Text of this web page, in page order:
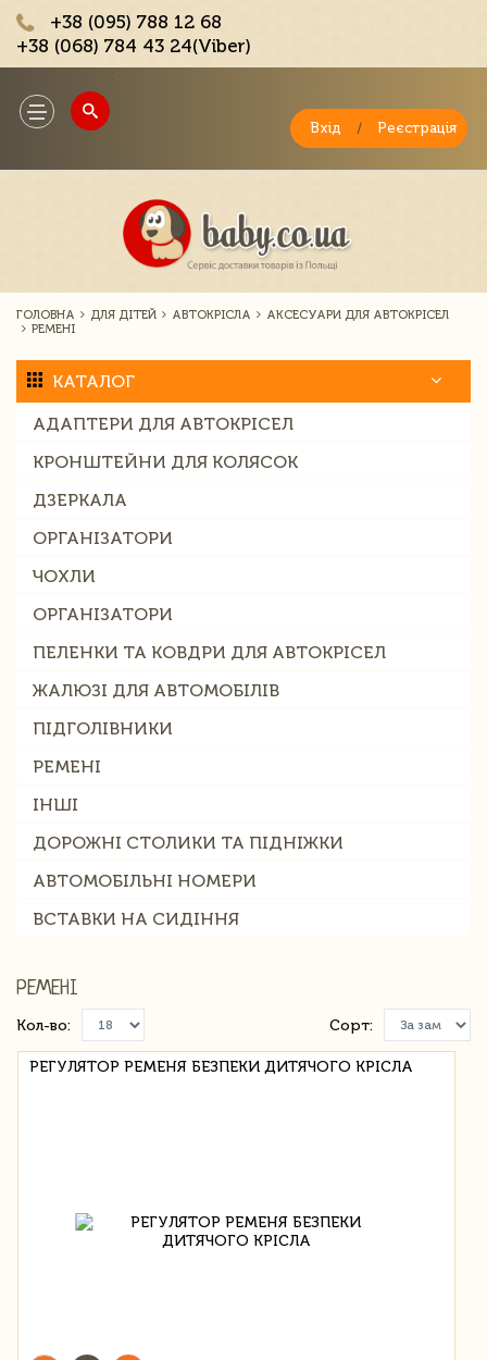
+38 (095) 788 12 68
+38 (068) 784 43 24(Viber)
Toggle
navigation
Вхід / Реєстрація
ГОЛОВНА ДЛЯ ДІТЕЙ АВТОКРІСЛА
АКСЕСУАРИ ДЛЯ АВТОКРІСЕЛ
РЕМЕНІ
КАТАЛОГ
АДАПТЕРИ ДЛЯ АВТОКРІСЕЛ
КРОНШТЕЙНИ ДЛЯ КОЛЯСОК
ДЗЕРКАЛА
ОРГАНІЗАТОРИ
ЧОХЛИ
ОРГАНІЗАТОРИ
ПЕЛЕНКИ ТА КОВДРИ ДЛЯ АВТОКРІСЕЛ
ЖАЛЮЗІ ДЛЯ АВТОМОБІЛІВ
ПІДГОЛІВНИКИ
РЕМЕНІ
ІНШІ
ДОРОЖНІ СТОЛИКИ ТА ПІДНІЖКИ
АВТОМОБІЛЬНІ НОМЕРИ
ВСТАВКИ НА СИДІННЯ
РЕМЕНІ
Кол-во: Сорт:
РЕГУЛЯТОР РЕМЕНЯ БЕЗПЕКИ ДИТЯЧОГО КРІСЛА